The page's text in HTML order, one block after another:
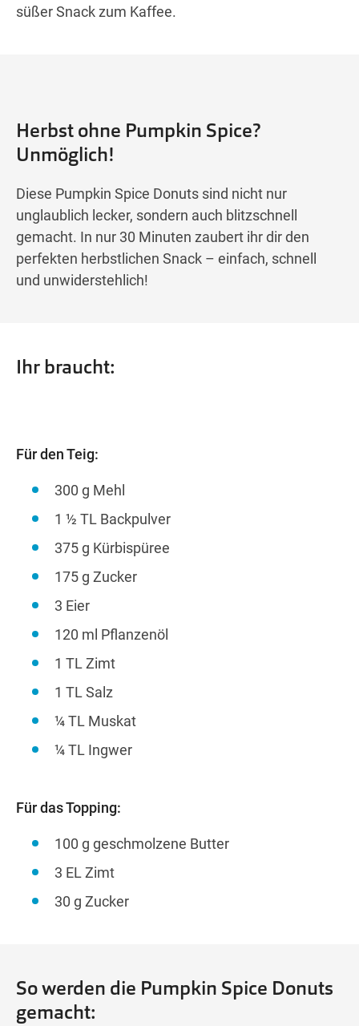
süßer Snack zum Kaffee.
Herbst ohne Pumpkin Spice?
Unmöglich!
Diese Pumpkin Spice Donuts sind nicht nur
unglaublich lecker, sondern auch blitzschnell
gemacht. In nur 30 Minuten zaubert ihr dir den
perfekten herbstlichen Snack – einfach, schnell
und unwiderstehlich!
Ihr braucht:
Für den Teig:
300 g Mehl
1 ½ TL Backpulver
375 g Kürbispüree
175 g Zucker
3 Eier
120 ml Pflanzenöl
1 TL Zimt
1 TL Salz
¼ TL Muskat
¼ TL Ingwer
Für das Topping:
100 g geschmolzene Butter
3 EL Zimt
30 g Zucker
So werden die Pumpkin Spice Donuts
gemacht: